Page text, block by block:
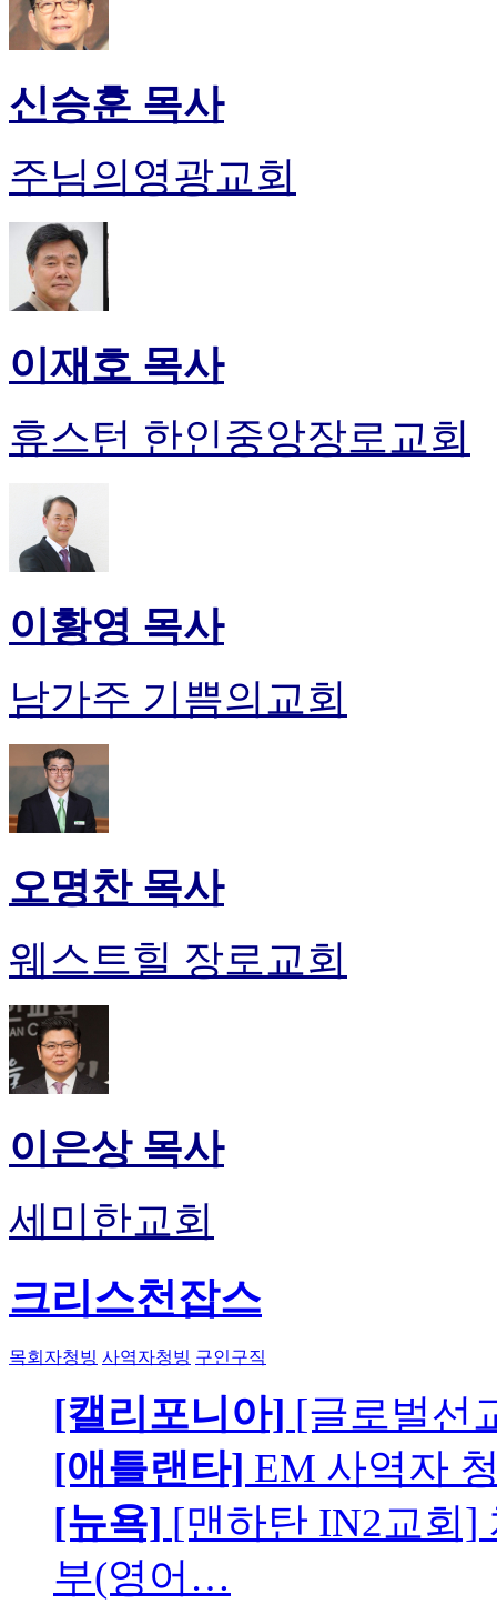
신승훈 목사
주님의영광교회
이재호 목사
휴스턴 한인중앙장로교회
이황영 목사
남가주 기쁨의교회
오명찬 목사
웨스트힐 장로교회
이은상 목사
세미한교회
크리스천잡스
목회자청빙 사역자청빙 구인구직
[캘리포니아] [글로벌선
[애틀랜타] EM 사역자
[뉴욕] [맨하탄 IN2교회]
부(영어…